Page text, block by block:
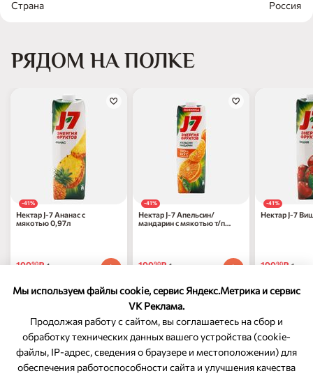
Мы используем файлы cookie, сервис Яндекс.Метрика и сервис
VK Реклама.
Продолжая работу с сайтом, вы соглашаетесь на сбор и
обработку технических данных вашего устройства (cookie-
файлы, IP-адрес, сведения о браузере и местоположении) для
обеспечения работоспособности сайта и улучшения качества
Страна
Россия
РЯДОМ НА ПОЛКЕ
-41%
Нектар J-7 Ананас с
мякотью 0,97л
19990₽ 1 шт
-41%
Нектар J-7 Апельсин/
мандарин с мякотью т/п
19990₽ 1 шт
-41%
Нектар J-7
19990₽ 1 шт
ОБРАТНАЯ СВЯЗЬ